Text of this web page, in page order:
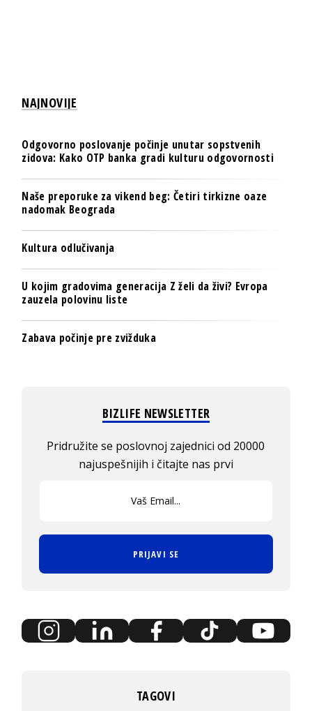
NAJNOVIJE
Odgovorno poslovanje počinje unutar sopstvenih
zidova: Kako OTP banka gradi kulturu odgovornosti
Naše preporuke za vikend beg: Četiri tirkizne oaze
nadomak Beograda
Kultura odlučivanja
U kojim gradovima generacija Z želi da živi? Evropa
zauzela polovinu liste
Zabava počinje pre zvižduka
BIZLIFE NEWSLETTER
Pridružite se poslovnoj zajednici od 20000
najuspešnijih i čitajte nas prvi
PRIJAVI SE
TAGOVI